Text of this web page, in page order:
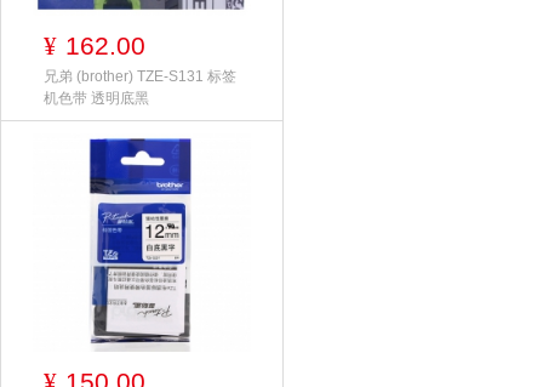
¥ 162.00
兄弟 (brother) TZE-S131 标签
机色带 透明底黑